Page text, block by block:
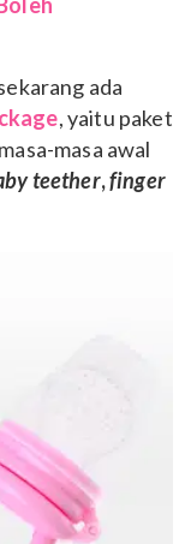
ada
, yaitu paket
masa awal
teether,finger